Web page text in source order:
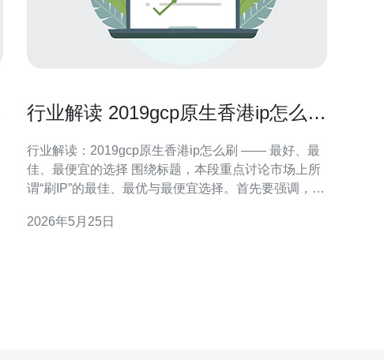
行业解读 2019gcp原生香港ip怎么刷
行业解读：2019gcp原生香港ip怎么刷 —— 最好、最
佳、最便宜的选择 围绕标题，本段重点讨论市场上所
谓“刷IP”的最佳、最优与最便宜选择。首先要强调，所
增加或轮换IP资源，最佳方案通常是直接通过云厂商
2026年5月25日